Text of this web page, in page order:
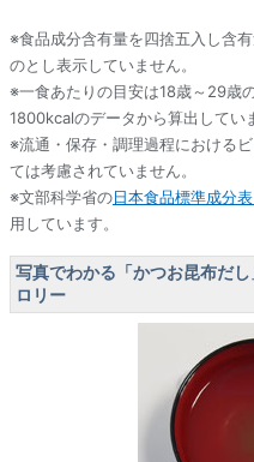
※食品成分含有量を四捨五入し含
のとし表示していません。
※一食あたりの目安は18歳～29歳
1800kcalのデータから算出してい
※流通・保存・調理過程における
ては考慮されていません。
※文部科学省の日本食品標準成分
用しています。
写真でわかる「かつお昆布だ
ロリー